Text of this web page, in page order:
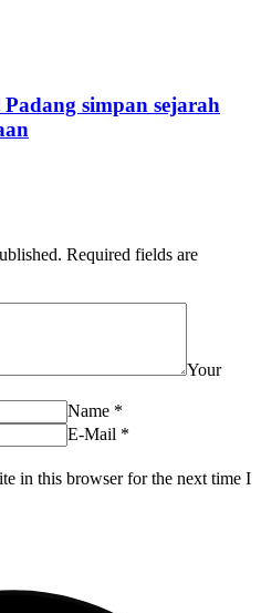
simpan sejarah
Required fields are
Your
Name *
E-Mail *
in this browser for the next time I